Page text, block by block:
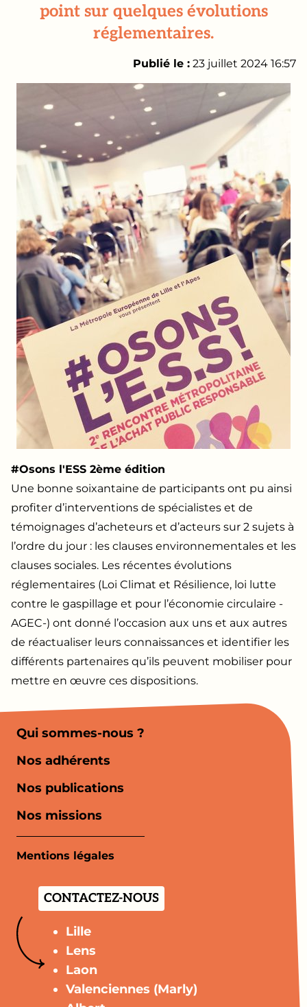
point sur quelques évolutions
réglementaires.
Publié le : 23 juillet 2024 16:57
#Osons l'ESS 2ème édition
Une bonne soixantaine de participants ont pu ainsi
profiter d’interventions de spécialistes et de
témoignages d’acheteurs et d’acteurs sur 2 sujets à
l’ordre du jour : les clauses environnementales et les
clauses sociales. Les récentes évolutions
réglementaires (Loi Climat et Résilience, loi lutte
contre le gaspillage et pour l’économie circulaire -
AGEC-) ont donné l’occasion aux uns et aux autres
de réactualiser leurs connaissances et identifier les
différents partenaires qu’ils peuvent mobiliser pour
mettre en œuvre ces dispositions.
Qui sommes-nous ?
Nos adhérents
Nos publications
Nos missions
Mentions légales
CONTACTEZ-NOUS
Lille
Lens
Laon
Valenciennes (Marly)